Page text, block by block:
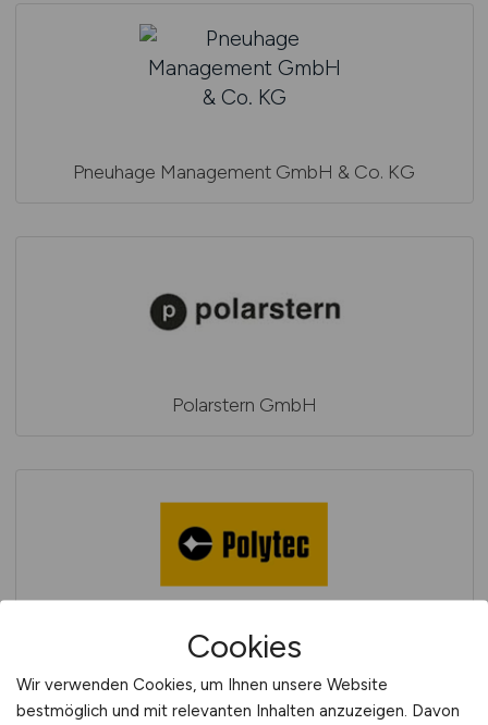
Pneuhage Management GmbH & Co. KG
Polarstern GmbH
Polytec GmbH
Cookies
Wir verwenden Cookies, um Ihnen unsere Website
bestmöglich und mit relevanten Inhalten anzuzeigen. Davon